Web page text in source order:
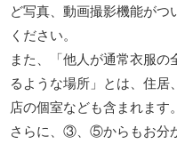
ど写真、動画撮影機能がつ
ください。
また、「他人が通常衣服
るような場所」とは、住
店の個室なども含まれます。
さらに、③、⑤からもお分